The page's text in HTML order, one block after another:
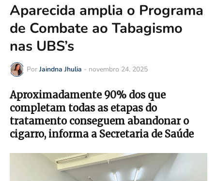
Aparecida amplia o Programa
de Combate ao Tabagismo
nas UBS’s
Por Jaindna Jhulia - novembro 24, 2025
Aproximadamente 90% dos que
completam todas as etapas do
tratamento conseguem abandonar o
cigarro, informa a Secretaria de Saúde